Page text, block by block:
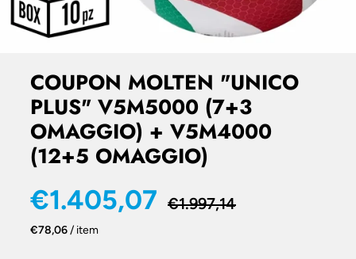
COUPON MOLTEN "UNICO
PLUS" V5M5000 (7+3
OMAGGIO) + V5M4000
(12+5 OMAGGIO)
€1.405,07 €1.997,14
€78,06/ item